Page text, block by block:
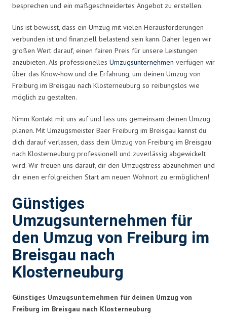
besprechen und ein maßgeschneidertes Angebot zu erstellen.
Uns ist bewusst, dass ein Umzug mit vielen Herausforderungen
verbunden ist und finanziell belastend sein kann. Daher legen wir
großen Wert darauf, einen fairen Preis für unsere Leistungen
anzubieten. Als professionelles Umzugsunternehmen verfügen wir
über das Know-how und die Erfahrung, um deinen Umzug von
Freiburg im Breisgau nach Klosterneuburg so reibungslos wie
möglich zu gestalten.
Nimm Kontakt mit uns auf und lass uns gemeinsam deinen Umzug
planen. Mit Umzugsmeister Baer Freiburg im Breisgau kannst du
dich darauf verlassen, dass dein Umzug von Freiburg im Breisgau
nach Klosterneuburg professionell und zuverlässig abgewickelt
wird. Wir freuen uns darauf, dir den Umzugstress abzunehmen und
dir einen erfolgreichen Start am neuen Wohnort zu ermöglichen!
Günstiges
Umzugsunternehmen für
den Umzug von Freiburg im
Breisgau nach
Klosterneuburg
Günstiges Umzugsunternehmen für deinen Umzug von
Freiburg im Breisgau nach Klosterneuburg